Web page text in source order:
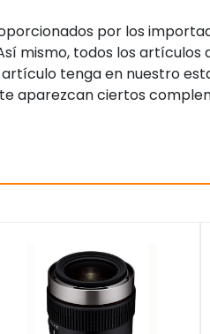
por los
mismo, todos los artículos
tenga en nuestro
aparezcan ciertos